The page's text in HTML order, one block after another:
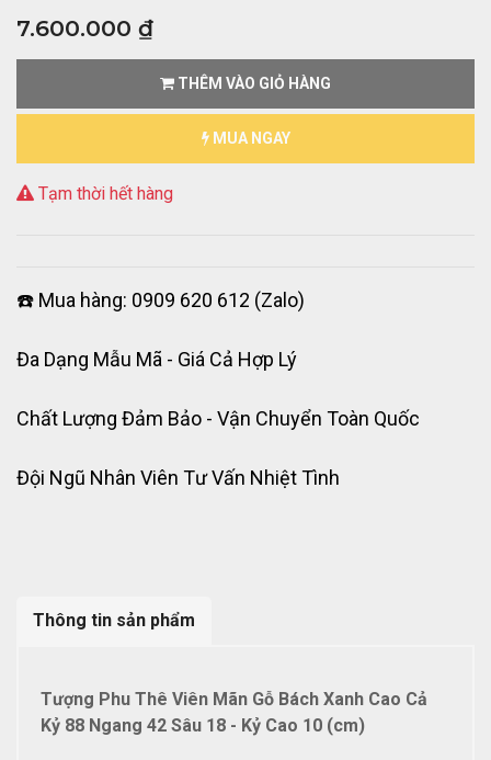
7.600.000 ₫
THÊM VÀO GIỎ HÀNG
MUA NGAY
Tạm thời hết hàng
☎️ Mua hàng: 0909 620 612 (Zalo)
Đa Dạng Mẫu Mã - Giá Cả Hợp Lý
Chất Lượng Đảm Bảo - Vận Chuyển Toàn Quốc
Đội Ngũ Nhân Viên Tư Vấn Nhiệt Tình
Thông tin sản phẩm
Tượng Phu Thê Viên Mãn Gỗ Bách Xanh Cao Cả
Kỷ 88 Ngang 42 Sâu 18 - Kỷ Cao 10 (cm)